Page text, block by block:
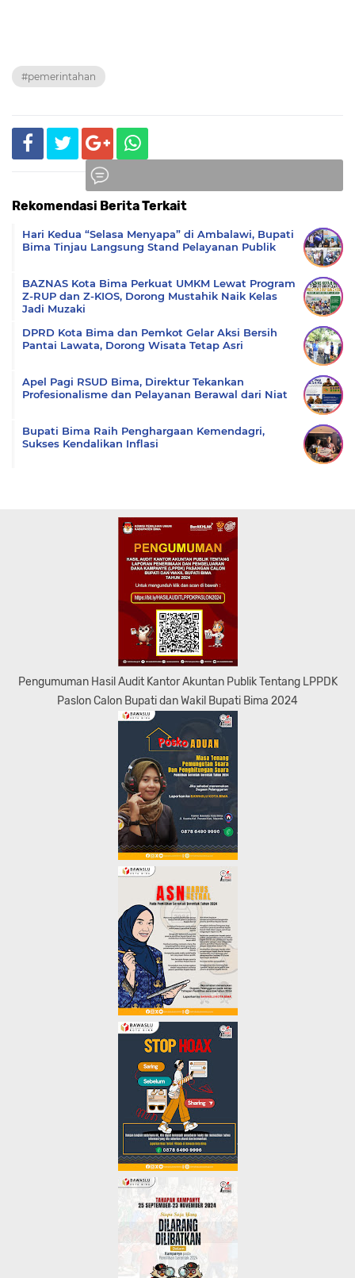
#pemerintahan
Rekomendasi Berita Terkait
Hari Kedua “Selasa Menyapa” di Ambalawi, Bupati
Bima Tinjau Langsung Stand Pelayanan Publik
BAZNAS Kota Bima Perkuat UMKM Lewat Program
Z-RUP dan Z-KIOS, Dorong Mustahik Naik Kelas
Jadi Muzaki
DPRD Kota Bima dan Pemkot Gelar Aksi Bersih
Pantai Lawata, Dorong Wisata Tetap Asri
Apel Pagi RSUD Bima, Direktur Tekankan
Profesionalisme dan Pelayanan Berawal dari Niat
Bupati Bima Raih Penghargaan Kemendagri,
Sukses Kendalikan Inflasi
Pengumuman Hasil Audit Kantor Akuntan Publik Tentang LPPDK
Paslon Calon Bupati dan Wakil Bupati Bima 2024